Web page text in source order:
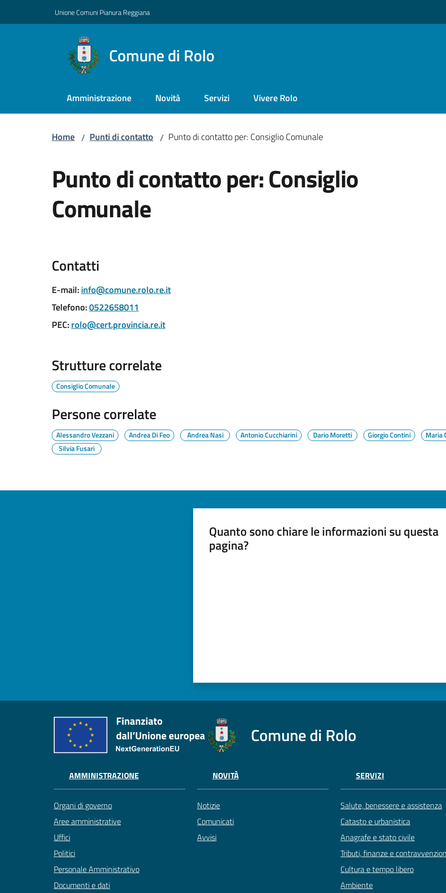
Unione Comuni Pianura Reggiana
Comune di Rolo
Amministrazione Novità Servizi Vivere Rolo
Home / Punti di contatto / Punto di contatto per: Consiglio Comunale
Punto di contatto per: Consiglio
Comunale
Contatti
E-mail:info@comune.rolo.re.it
Telefono:0522658011
PEC:rolo@cert.provincia.re.it
Strutture correlate
Consiglio Comunale
Persone correlate
Alessandro Vezzani Andrea Di Feo Andrea Nasi Antonio Cucchiarini Dario Moretti Giorgio Contini Maria
Silvia Fusari
Quanto sono chiare le informazioni su questa
pagina?
Comune di Rolo
AMMINISTRAZIONE
Organi di governo
Aree amministrative
Uffici
Politici
Personale Amministrativo
Documenti e dati
NOVITÀ
Notizie
Comunicati
Avvisi
SERVIZI
Salute, benessere e assistenza
Catasto e urbanistica
Anagrafe e stato civile
Tributi, finanze e
Cultura e tempo libero
Ambiente